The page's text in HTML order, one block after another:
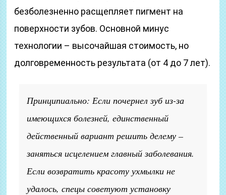
безболезненно расщепляет пигмент на
поверхности зубов. Основной минус
технологии – высочайшая стоимость, но
долговременность результата (от 4 до 7 лет).
Принципиально: Если почернел зуб из-за
имеющихся болезней, единственный
действенный вариант решить делему –
заняться исцелением главный заболевания.
Если возвратить красоту ухмылки не
удалось, спецы советуют установку